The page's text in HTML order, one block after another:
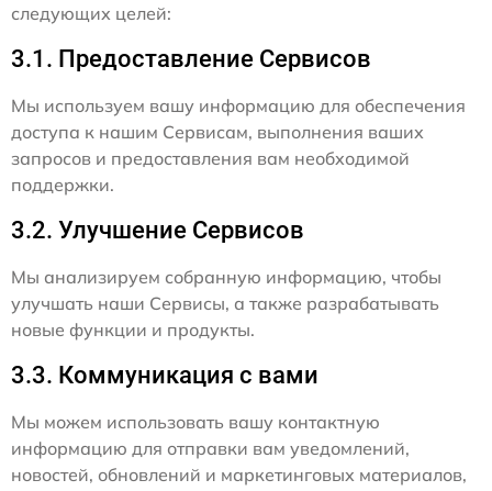
следующих целей:
3.1. Предоставление Сервисов
Мы используем вашу информацию для обеспечения
доступа к нашим Сервисам, выполнения ваших
запросов и предоставления вам необходимой
поддержки.
3.2. Улучшение Сервисов
Мы анализируем собранную информацию, чтобы
улучшать наши Сервисы, а также разрабатывать
новые функции и продукты.
3.3. Коммуникация с вами
Мы можем использовать вашу контактную
информацию для отправки вам уведомлений,
новостей, обновлений и маркетинговых материалов,